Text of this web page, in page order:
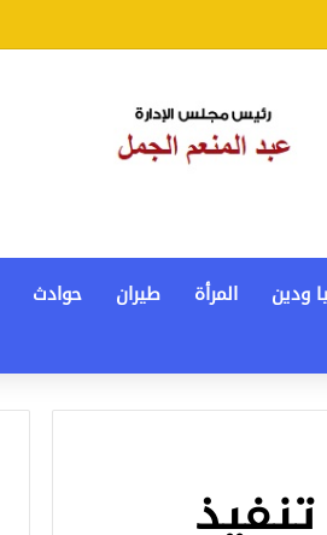
ودين المرأة طيران حوادث